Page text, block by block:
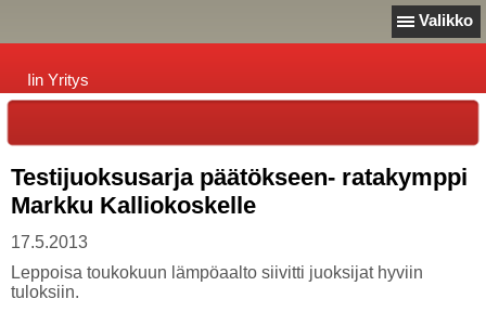
Valikko
Iin Yritys
Testijuoksusarja päätökseen- ratakymppi
Markku Kalliokoskelle
17.5.2013
Leppoisa toukokuun lämpöaalto siivitti juoksijat hyviin
tuloksiin.